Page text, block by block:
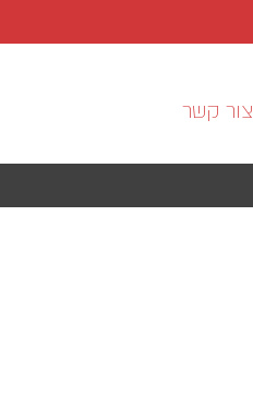
צור קשר